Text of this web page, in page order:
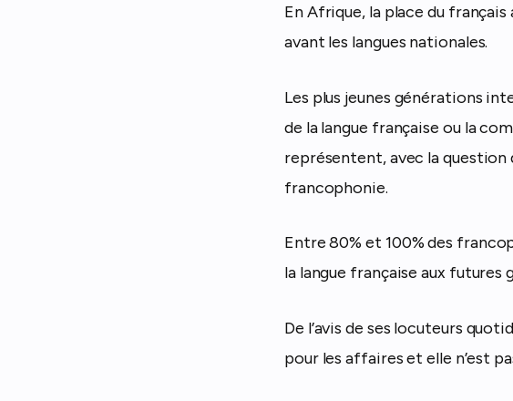
En Afrique, la place du
avant les langues nationales.
Les plus jeunes générations
de la langue française ou la
représentent, avec la question
francophonie.
Entre 80% et 100% des
la langue française aux futures
De l’avis de ses locuteurs
pour les affaires et elle n’est